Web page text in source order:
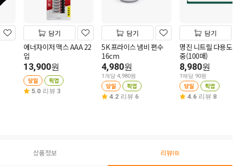
담기
에너자이저 맥스 AAA 22
입
13,900원
당일 픽업
5.0 리뷰 3
담기
5K 프라이스 냄비 편수
16cm
4,980원
1개당 4,980원
당일 픽업
4.2 리뷰 6
담기
명진 니트릴 다용도장갑
중(100매)
8,980원
1매당 90원
당일 픽업
4.6 리뷰 8
상품정보 리뷰(0)